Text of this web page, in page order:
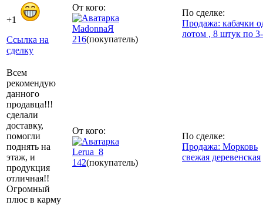
+1
Ссылка на
сделку
От кого:
MadonnaЯ
216(покупатель)
По сделке:
Продажа: кабачки
лотом , 8 штук по
Всем
рекомендую
данного
продавца!!!
сделали
доставку,
помогли
поднять на
этаж, и
продукция
отличная!!
Огромный
плюс в карму
От кого:
Lerua_8
142(покупатель)
По сделке:
Продажа: Морковь
свежая деревенская